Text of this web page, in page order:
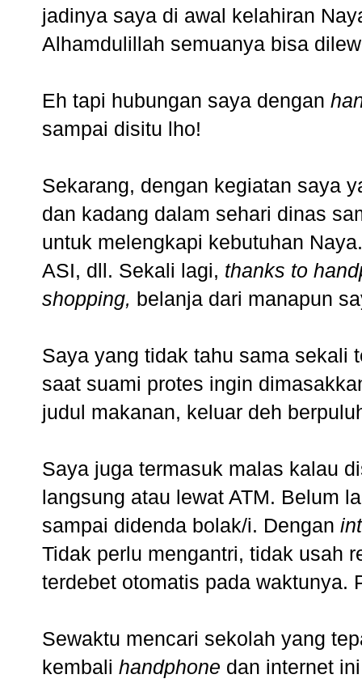
jadinya saya di awal kelahiran
Alhamdulillah semuanya bisa
Eh tapi hubungan saya dengan
sampai disitu lho!
Sekarang, dengan kegiatan saya
dan kadang dalam sehari dinas
untuk melengkapi kebutuhan
ASI, dll. Sekali lagi, thanks to
shopping, belanja dari manapun
Saya yang tidak tahu sama sekali
saat suami protes ingin
judul makanan, keluar deh
Saya juga termasuk malas kalau
langsung atau lewat ATM. Belum
sampai didenda bolak/i. Dengan
Tidak perlu mengantri, tidak usah
terdebet otomatis pada waktunya.
Sewaktu mencari sekolah yang
kembali handphone dan internet